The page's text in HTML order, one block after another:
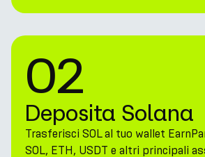
02
Deposita Solana
Trasferisci SOL al tuo wallet
SOL, ETH, USDT e altri principali